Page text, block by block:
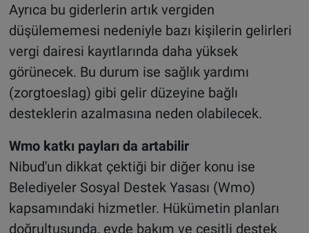
Ayrıca bu giderlerin artık vergiden
düşülememesi nedeniyle bazı kişilerin gelirleri
vergi dairesi kayıtlarında daha yüksek
görünecek. Bu durum ise sağlık yardımı
(zorgtoeslag) gibi gelir düzeyine bağlı
desteklerin azalmasına neden olabilecek.
Wmo katkı payları da artabilir
Nibud'un dikkat çektiği bir diğer konu ise
Belediyeler Sosyal Destek Yasası (Wmo)
kapsamındaki hizmetler. Hükümetin planları
doğrultusunda, evde bakım ve çeşitli destek